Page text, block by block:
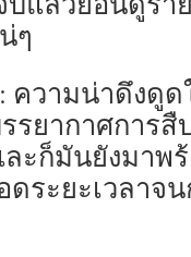
ๆ
ความน่าดึงดู
รรยากาศการ
ะก็มันยังมาพ
ดระยะเวลาจ